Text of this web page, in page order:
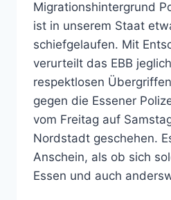
Migrationshintergrund
ist in unserem Staat
schiefgelaufen. Mit
verurteilt das EBB
respektlosen
gegen die Essener
vom Freitag auf
Nordstadt geschehen.
Anschein, als ob sich
Essen und auch